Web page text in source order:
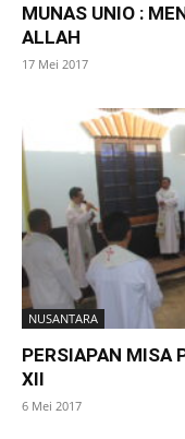
MUNAS UNIO :
ALLAH
17 Mei 2017
NUSANTARA
PERSIAPAN MISA
XII
6 Mei 2017